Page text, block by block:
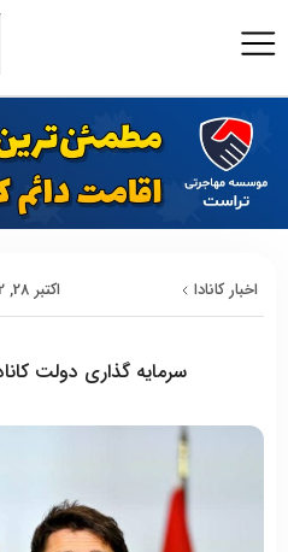
اخبار کانادا اکتبر 28, 2022
سرمایه گذاری دولت